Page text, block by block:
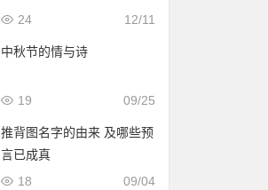
12/11
24
中秋节的情与诗
09/25
19
推背图名字的由来 及哪些预
言已成真
09/04
18